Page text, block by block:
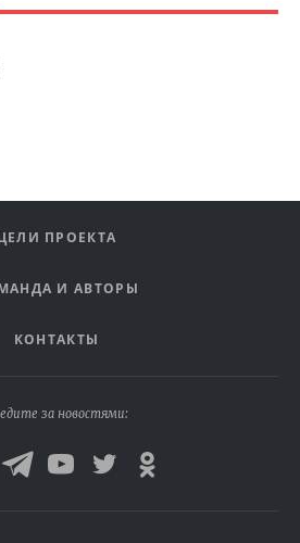
ПРОЕКТА
И АВТОРЫ
КОНТАКТЫ
за новостями: